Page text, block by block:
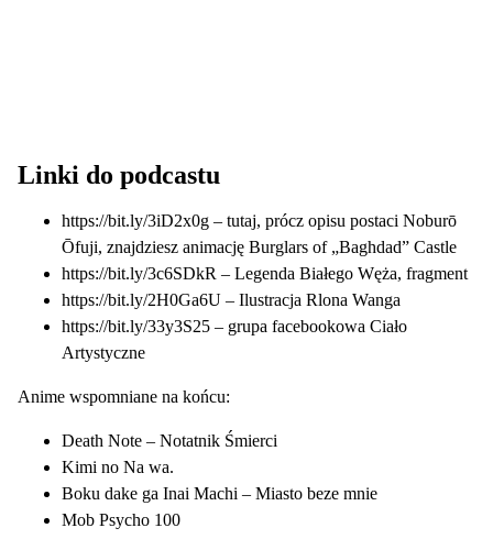
Linki do podcastu
https://bit.ly/3iD2x0g – tutaj, prócz opisu postaci Noburō
Ōfuji, znajdziesz animację Burglars of „Baghdad” Castle
https://bit.ly/3c6SDkR – Legenda Białego Węża, fragment
https://bit.ly/2H0Ga6U – Ilustracja Rlona Wanga
https://bit.ly/33y3S25 – grupa facebookowa Ciało
Artystyczne
Anime wspomniane na końcu:
Death Note – Notatnik Śmierci
Kimi no Na wa.
Boku dake ga Inai Machi – Miasto beze mnie
Mob Psycho 100